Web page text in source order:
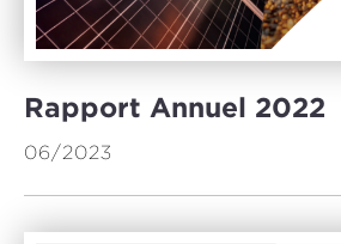
Rapport Annuel 2022
06/2023